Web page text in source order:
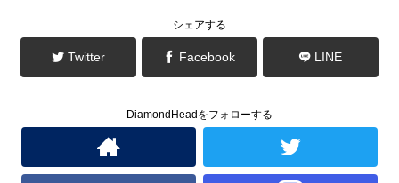
で
き
す
シェアする
Twitter Facebook LINE
DiamondHeadをフォローする